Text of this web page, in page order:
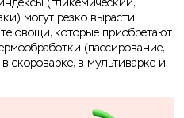
(гликемический,
могут резко вырасти.
овощи, которые приобретают
(пассирование,
скороварке, в мультиварке и